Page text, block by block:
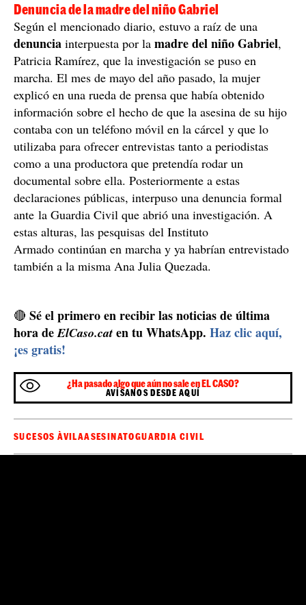
Denuncia de la madre del niño Gabriel
Según el mencionado diario, estuvo a raíz de una
denuncia interpuesta por la madre del niño Gabriel,
Patricia Ramírez, que la investigación se puso en
marcha. El mes de mayo del año pasado, la mujer
explicó en una rueda de prensa que había obtenido
información sobre el hecho de que la asesina de su hijo
contaba con un teléfono móvil en la cárcel y que lo
utilizaba para ofrecer entrevistas tanto a periodistas
como a una productora que pretendía rodar un
documental sobre ella. Posteriormente a estas
declaraciones públicas, interpuso una denuncia formal
ante la Guardia Civil que abrió una investigación. A
estas alturas, las pesquisas del Instituto
Armado continúan en marcha y ya habrían entrevistado
también a la misma Ana Julia Quezada.
🔴 Sé el primero en recibir las noticias de última
hora deElCaso.cat en tu WhatsApp. Haz clic aquí,
¡es gratis!
¿Ha pasado algo que aún no sale en EL CASO?
AVÍSANOS DESDE AQUÍ
SUCESOS ÀVILAASESINATOGUARDIA CIVIL